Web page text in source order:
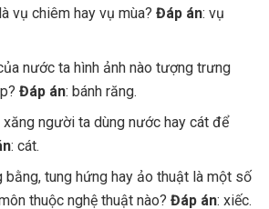
vụ chiêm hay vụ mùa?Đáp án: vụ
nước ta hình ảnh nào tượng trưng
Đáp án: bánh răng.
xăng người ta dùng nước hay cát để
: cát.
bằng, tung hứng hay ảo thuật là một số
thuộc nghệ thuật nào?Đáp án: xiếc.